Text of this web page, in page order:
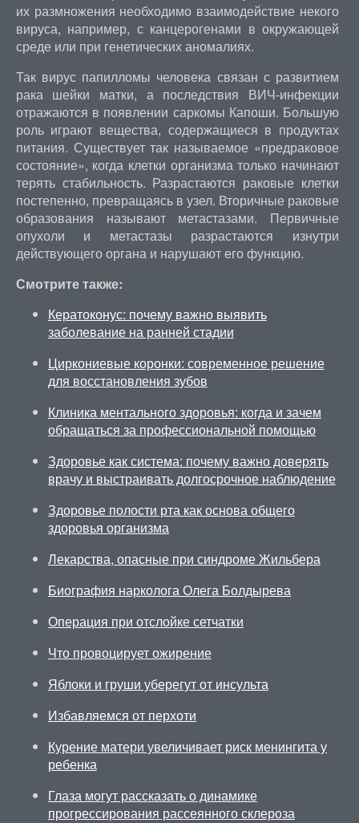
их размножения необходимо взаимодействие некого
вируса, например, с канцерогенами в окружающей
среде или при генетических аномалиях.
Так вирус папилломы человека связан с развитием
рака шейки матки, а последствия ВИЧ-инфекции
отражаются в появлении саркомы Капоши. Большую
роль играют вещества, содержащиеся в продуктах
питания. Существует так называемое «предраковое
состояние», когда клетки организма только начинают
терять стабильность. Разрастаются раковые клетки
постепенно, превращаясь в узел. Вторичные раковые
образования называют метастазами. Первичные
опухоли и метастазы разрастаются изнутри
действующего органа и нарушают его функцию.
Смотрите также:
Кератоконус: почему важно выявить
заболевание на ранней стадии
Циркониевые коронки: современное решение
для восстановления зубов
Клиника ментального здоровья: когда и зачем
обращаться за профессиональной помощью
Здоровье как система: почему важно доверять
врачу и выстраивать долгосрочное наблюдение
Здоровье полости рта как основа общего
здоровья организма
Лекарства, опасные при синдроме Жильбера
Биография нарколога Олега Болдырева
Операция при отслойке сетчатки
Что провоцирует ожирение
Яблоки и груши уберегут от инсульта
Избавляемся от перхоти
Курение матери увеличивает риск менингита у
ребенка
Глаза могут рассказать о динамике
прогрессирования рассеянного склероза